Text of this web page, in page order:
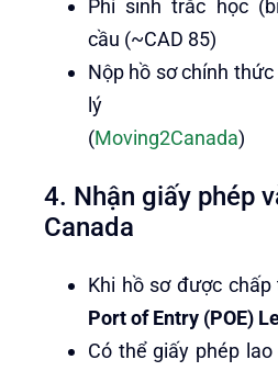
Phí sinh trắc học
cầu (~CAD 85)
Nộp hồ sơ chính
lý
(Moving2Canada)
4. Nhận giấy phép
Canada
Khi hồ sơ được
Port of Entry (POE)
Có thể giấy phép